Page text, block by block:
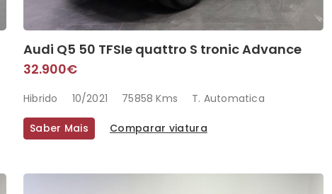
Audi Q5 50 TFSIe quattro S tronic Advance
32.900€
Hibrido 10/2021 75858 Kms T. Automatica
Saber Mais Comparar viatura